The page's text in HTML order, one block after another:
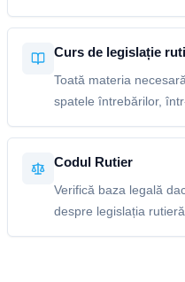
Curs de legislație
Toată materia
spatele întrebărilor,
Codul Rutier
Verifică baza legală
despre legislația rutieră.